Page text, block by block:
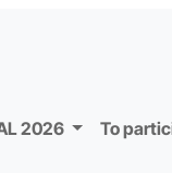
2026 To